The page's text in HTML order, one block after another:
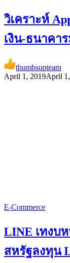
วิเคราะห์
เงิน-ธนาคา
thumbsupteam
April 1, 2019April
E-Commerce
LINE เทงบ
สหรัฐลงทุน